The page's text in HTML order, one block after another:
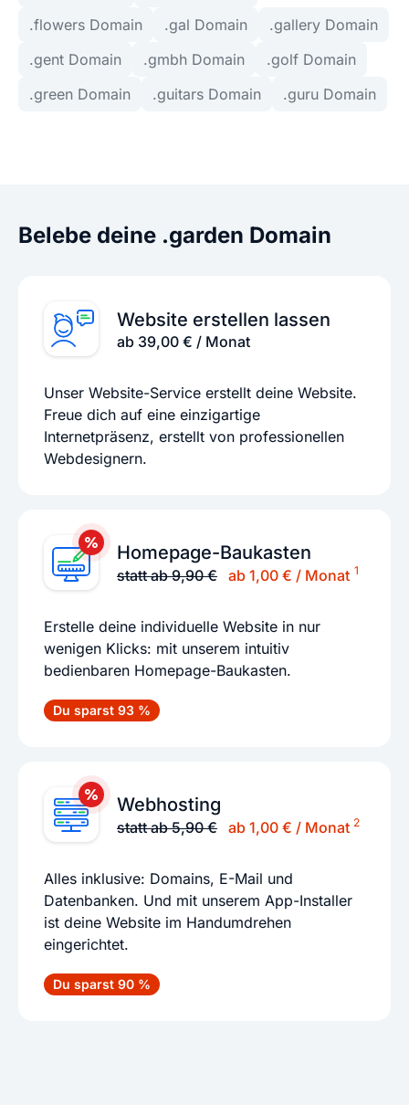
.flowers Domain
.gal Domain
.gallery Domain
.gent Domain
.gmbh Domain
.golf Domain
.green Domain
.guitars Domain .guru Domain
Belebe deine .garden Domain
Website erstellen lassen
ab 39,00 € / Monat
Unser Website-Service erstellt deine Website.
Freue dich auf eine einzigartige
Internetpräsenz, erstellt von professionellen
Webdesignern.
Homepage-Baukasten
statt ab 9,90 € ab 1,00 € / Monat 1
Erstelle deine individuelle Website in nur
wenigen Klicks: mit unserem intuitiv
bedienbaren Homepage-Baukasten.
Du sparst 93 %
Webhosting
statt ab 5,90 € ab 1,00 € / Monat 2
Alles inklusive: Domains, E-Mail und
Datenbanken. Und mit unserem App-Installer
ist deine Website im Handumdrehen
eingerichtet.
Du sparst 90 %